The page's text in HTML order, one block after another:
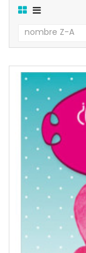
nombre Z-A